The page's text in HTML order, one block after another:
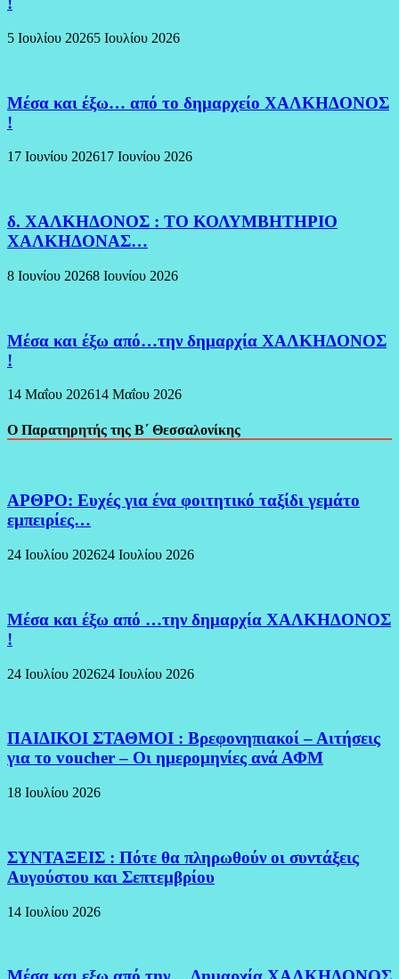
5 Ιουλίου 20265 Ιουλίου 2026
Μέσα και έξω… από το δημαρχείο ΧΑΛΚΗΔΟΝΟΣ
!
17 Ιουνίου 202617 Ιουνίου 2026
δ. ΧΑΛΚΗΔΟΝΟΣ : ΤΟ ΚΟΛΥΜΒΗΤΗΡΙΟ
ΧΑΛΚΗΔΟΝΑΣ…
8 Ιουνίου 20268 Ιουνίου 2026
Μέσα και έξω από…την δημαρχία ΧΑΛΚΗΔΟΝΟΣ
!
14 Μαΐου 202614 Μαΐου 2026
Ο Παρατηρητής της Β΄ Θεσσαλονίκης
ΑΡΘΡΟ: Ευχές για ένα φοιτητικό ταξίδι γεμάτο
εμπειρίες…
24 Ιουλίου 202624 Ιουλίου 2026
Μέσα και έξω από …την δημαρχία ΧΑΛΚΗΔΟΝΟΣ
!
24 Ιουλίου 202624 Ιουλίου 2026
ΠΑΙΔΙΚΟΙ ΣΤΑΘΜΟΙ : Βρεφονηπιακοί – Αιτήσεις
για το voucher – Οι ημερομηνίες ανά ΑΦΜ
18 Ιουλίου 2026
ΣΥΝΤΑΞΕΙΣ : Πότε θα πληρωθούν οι συντάξεις
Αυγούστου και Σεπτεμβρίου
14 Ιουλίου 2026